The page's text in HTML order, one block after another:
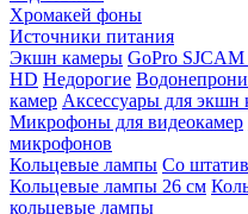
Хромакей фоны
Источники питания
Экшн камеры GoPro SJCAM
HD Недорогие
камер Аксессуары для экшн
Микрофоны для видеокамер
микрофонов
Кольцевые лампы Со
Кольцевые лампы 26 см
кольцевые лампы